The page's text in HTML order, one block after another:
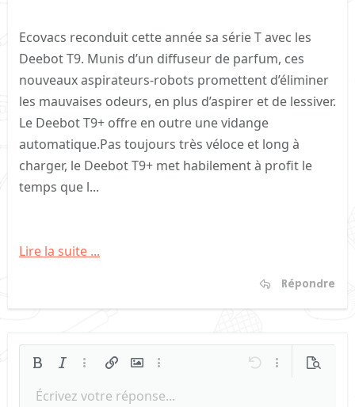
Ecovacs reconduit cette année sa série T avec les
Deebot T9. Munis d’un diffuseur de parfum, ces
nouveaux aspirateurs-robots promettent d’éliminer
les mauvaises odeurs, en plus d’aspirer et de lessiver.
Le Deebot T9+ offre en outre une vidange
automatique.Pas toujours très véloce et long à
charger, le Deebot T9+ met habilement à profit le
temps que l...
Lire la suite ...
Répondre
Gras ItaliquePlus d'options…
Insérer un lien
Insérer une image
Plus d'options… AnnuléPlus
Taille de police
9
Couleur du texte
Famille de polices
Arial
Liste Alignement
Smileys
CiterMédiaInsérer un tableau
Insert horizontal line
Spoiler
RefaireBasculer en mode BB code
Retirer le formatage
BrouillonsSauvegarder le brouillon
Écrivez votre réponse...